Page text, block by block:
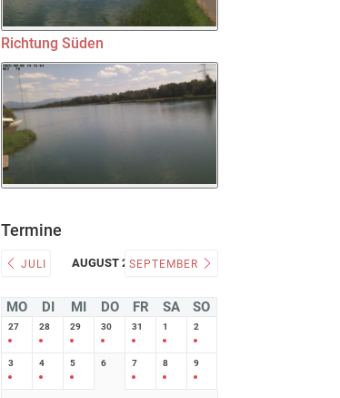
Richtung Süden
Termine
JULI AUGUST 2026SEPTEMBER
MO DI MI DO FR SA SO
27 28 29 30 31 1 2
3 4 5 6 7 8 9